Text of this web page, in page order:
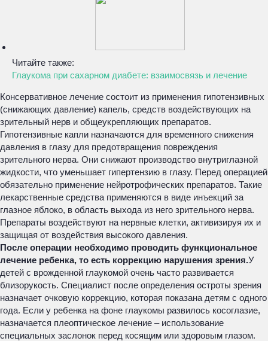
Читайте также:
Глаукома при сахарном диабете: взаимосвязь и лечение
Консервативное лечение состоит из применения гипотензивных
(снижающих давление) капель, средств воздействующих на
зрительный нерв и общеукрепляющих препаратов.
Гипотензивные капли назначаются для временного снижения
давления в глазу для предотвращения повреждения
зрительного нерва. Они снижают производство внутриглазной
жидкости, что уменьшает гипертензию в глазу. Перед операцией
обязательно применение нейротрофических препаратов. Такие
лекарственные средства применяются в виде инъекций за
глазное яблоко, в область выхода из него зрительного нерва.
Препараты воздействуют на нервные клетки, активизируя их и
защищая от воздействия высокого давления.
После операции необходимо проводить функциональное
лечение ребенка, то есть коррекцию нарушения зрения.У
детей с врожденной глаукомой очень часто развивается
близорукость. Специалист после определения остроты зрения
назначает очковую коррекцию, которая показана детям с одного
года. Если у ребенка на фоне глаукомы развилось косоглазие,
назначается плеоптическое лечение – использование
специальных заслонок перед косящим или здоровым глазом.